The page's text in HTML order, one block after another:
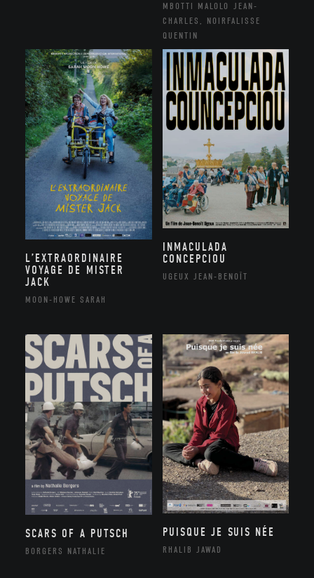
MBOTTI MALOLO JEAN-
CHARLES, NOIRFALISSE
QUENTIN
L’EXTRAORDINAIRE
VOYAGE DE MISTER
JACK
MOON-HOWE SARAH
INMACULADA
CONCEPCIOU
UGEUX JEAN-BENOÎT
SCARS OF A PUTSCH
BORGERS NATHALIE
PUISQUE JE SUIS NÉE
RHALIB JAWAD